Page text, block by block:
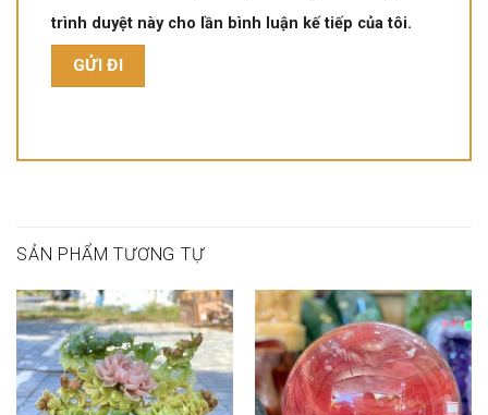
trình duyệt này cho lần bình luận kế tiếp của tôi.
SẢN PHẨM TƯƠNG TỰ